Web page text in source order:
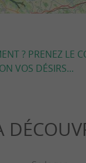
? PRENEZ LE
VOS DÉSIRS...